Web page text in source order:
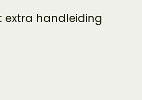
extra handleiding